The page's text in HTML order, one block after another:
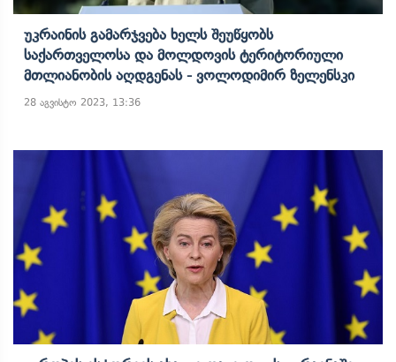
Უკრაინის Გამარჯვება Ხელს Შეუწყობს
Საქართველოსა Და Მოლდოვის Ტერიტორიული
Მთლიანობის Აღდგენას - Ვოლოდიმირ Ზელენსკი
28 აგვისტო 2023, 13:36